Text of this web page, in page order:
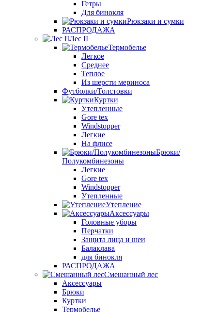
Гетры
Для бинокля
Рюкзаки и сумки
РАСПРОДАЖА
Лес II
Термобелье
Легкое
Среднее
Теплое
Из шерсти мериноса
Футболки/Толстовки
Куртки
Утепленные
Gore tex
Windstopper
Легкие
На флисе
Брюки/
Полукомбинезоны
Легкие
Gore tex
Windstopper
Утепленные
Утепление
Аксессуары
Головные уборы
Перчатки
Защита лица и шеи
Балаклава
для бинокля
РАСПРОДАЖА
Смешанный лес
Аксессуары
Брюки
Куртки
Термобелье